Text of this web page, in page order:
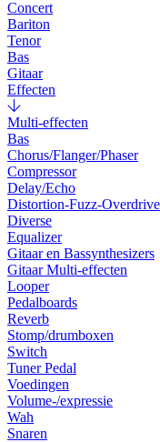
Concert
Bariton
Tenor
Bas
Gitaar
Effecten
Multi-effecten
Bas
Chorus/Flanger/Phaser
Compressor
Delay/Echo
Distortion-Fuzz-Overdrive
Diverse
Equalizer
Gitaar en Bassynthesizers
Gitaar Multi-effecten
Looper
Pedalboards
Reverb
Stomp/drumboxen
Switch
Tuner Pedal
Voedingen
Volume-/expressie
Wah
Snaren